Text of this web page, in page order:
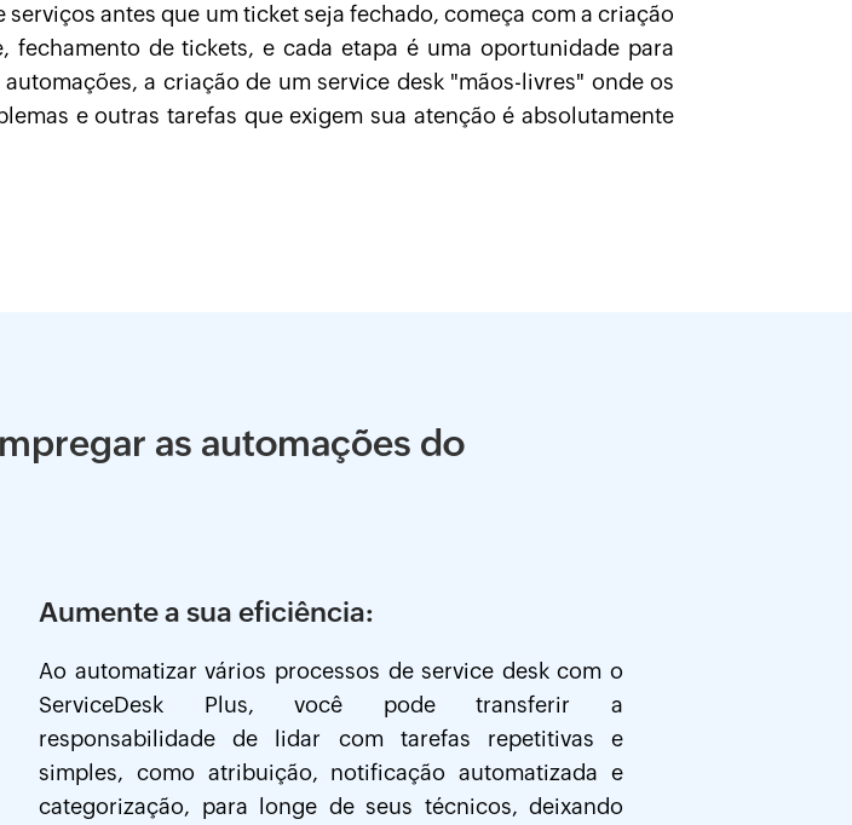
antes que um ticket seja fechado, começa com a criação
de tickets, e cada etapa é uma oportunidade para
a criação de um service desk "mãos-livres" onde os
e outras tarefas que exigem sua atenção é absolutamente
as automações do
Aumente a sua eficiência:
Ao automatizar vários processos de service desk com o
ServiceDesk Plus, você pode transferir a
responsabilidade de lidar com tarefas repetitivas e
simples, como atribuição, notificação automatizada e
categorização, para longe de seus técnicos, deixando